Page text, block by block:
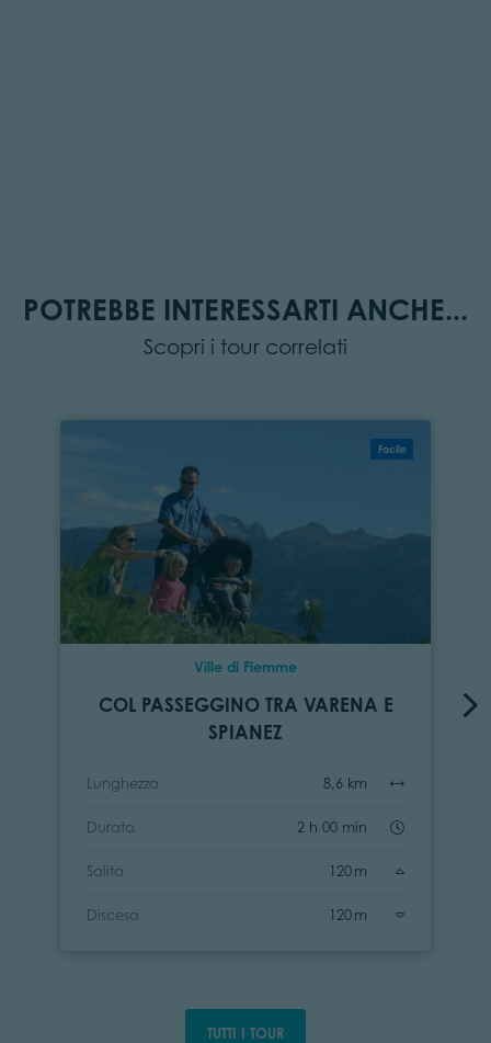
POTREBBE INTERESSARTI ANCHE...
Scopri i tour correlati
Facile
Ville di Fiemme
COL PASSEGGINO TRA VARENA E
SPIANEZ
Lunghezza 8,6 km
Durata 2 h 00 min
Salita 120 m
Discesa 120 m
TUTTI I TOUR